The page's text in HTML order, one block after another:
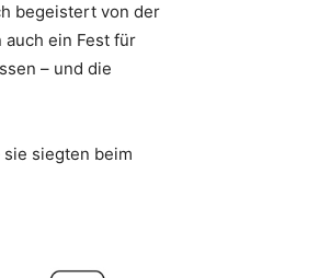
begeistert von der
ein Fest für
– und die
siegten beim